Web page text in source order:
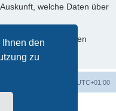
den
zu
welche Daten über
Sperrung Ihrer Daten
den Betreiber.
UTC+01:00
© phpBB Limited